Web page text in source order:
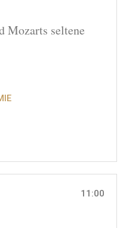
Mozarts seltene
11:00